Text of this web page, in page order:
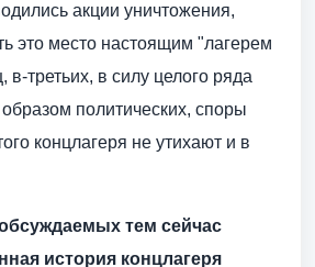
акции уничтожения,
это место настоящим "лагерем
в-третьих, в силу целого ряда
политических, споры
концлагеря не утихают и в
тем сейчас
история концлагеря